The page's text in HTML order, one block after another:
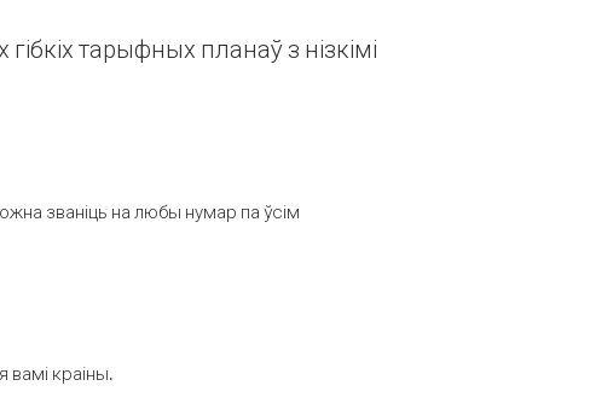
тарыфных планаў з нізкімі
званіць на любы нумар па ўсім
вамі краіны.